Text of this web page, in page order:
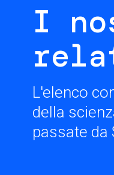
I
L'elenco
della
passate da